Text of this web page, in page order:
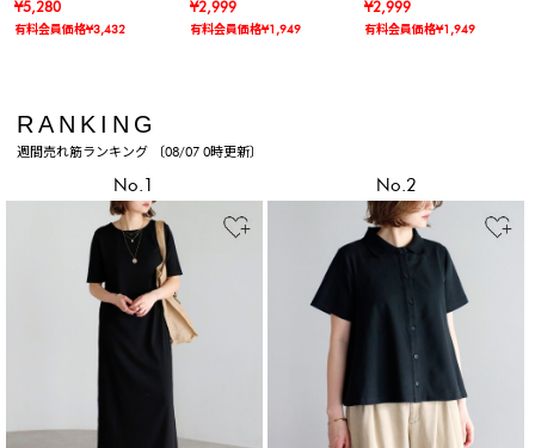
シュガードロンパース
¥5,280
有料会員価格¥3,432
ハット
¥2,999
有料会員価格¥1,949
¥2,999
有料会員価格¥1,949
RANKING
週間売れ筋ランキング 〔08/07 0時更新〕
No.1 No.2